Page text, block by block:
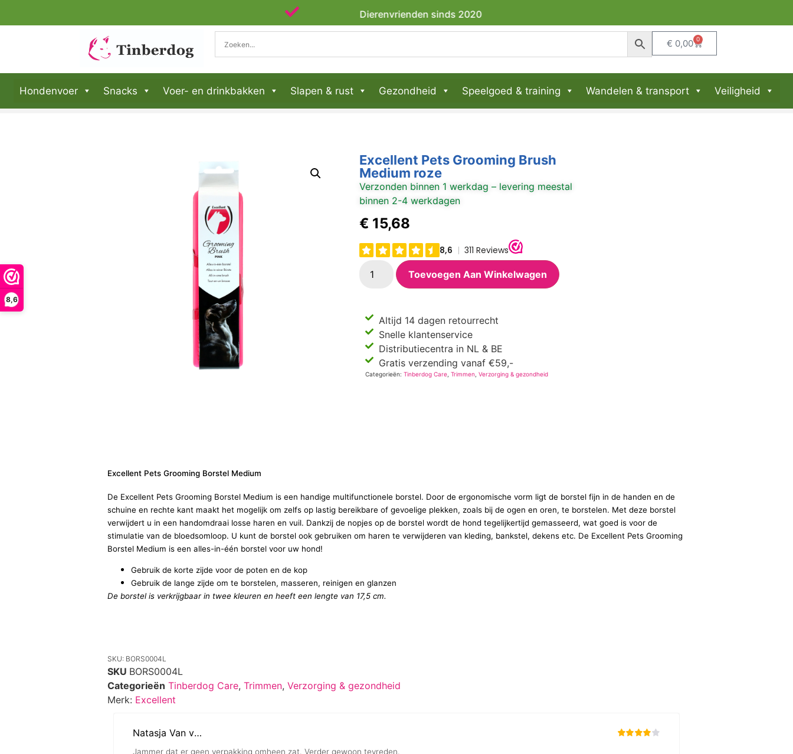
8,6
Dierenvrienden sinds 2020
€ 0,00 0
Hondenvoer Snacks Voer- en drinkbakken Slapen & rust Gezondheid Speelgoed & training Wandelen & transport Veiligheid
Excellent Pets Grooming Brush
Medium roze
Verzonden binnen 1 werkdag – levering meestal
binnen 2-4 werkdagen
€ 15,68
Toevoegen Aan Winkelwagen
Altijd 14 dagen retourrecht
Snelle klantenservice
Distributiecentra in NL & BE
Gratis verzending vanaf €59,-
Categorieën:Tinberdog Care,Trimmen,Verzorging & gezondheid
Excellent Pets Grooming Borstel Medium
De Excellent Pets Grooming Borstel Medium is een handige multifunctionele borstel. Door de ergonomische vorm ligt de borstel fijn in de handen en de
schuine en rechte kant maakt het mogelijk om zelfs op lastig bereikbare of gevoelige plekken, zoals bij de ogen en oren, te borstelen. Met deze borstel
verwijdert u in een handomdraai losse haren en vuil. Dankzij de nopjes op de borstel wordt de hond tegelijkertijd gemasseerd, wat goed is voor de
stimulatie van de bloedsomloop. U kunt de borstel ook gebruiken om haren te verwijderen van kleding, bankstel, dekens etc. De Excellent Pets Grooming
Borstel Medium is een alles-in-één borstel voor uw hond!
Gebruik de korte zijde voor de poten en de kop
Gebruik de lange zijde om te borstelen, masseren, reinigen en glanzen
De borstel is verkrijgbaar in twee kleuren en heeft een lengte van 17,5 cm.
SKU: BORS0004L
SKU BORS0004L
Categorieën Tinberdog Care, Trimmen, Verzorging & gezondheid
Merk: Excellent